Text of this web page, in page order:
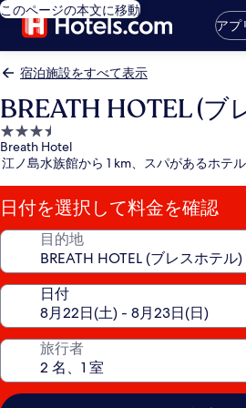
このページの本文に移動
アプ
宿泊施設をすべて表示
BREATH HOTEL (ブ
3.5
つ
星
宿
泊
施
Breath Hotel
江ノ島水族館から 1 km、スパがあるホテル
日付を選択して料金を確認
目的地
日付
旅行者